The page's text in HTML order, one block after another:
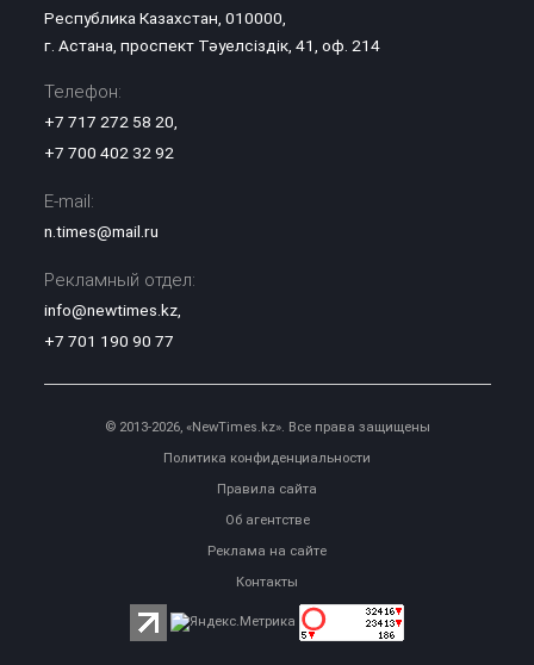
Республика Казахстан, 010000,
г. Астана, проспект Тәуелсіздік, 41, оф. 214
Телефон:
+7 717 272 58 20
+7 700 402 32 92
E-mail:
n.times@mail.ru
Рекламный отдел:
info@newtimes.kz,
+7 701 190 90 77
© 2013-2026, «NewTimes.kz». Все права защищены
Политика конфиденциальности
Правила сайта
Об агентстве
Реклама на сайте
Контакты